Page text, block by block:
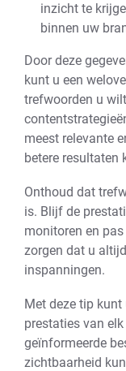
inzicht te
binnen uw
Door deze
kunt u een
trefwoorden u
meest relevante
betere resultaten
Onthoud dat
is. Blijf de
monitoren en
zorgen dat u
inspanningen.
Met deze tip kunt
prestaties van
geïnformeerde
zichtbaarheid